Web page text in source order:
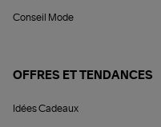
Conseil Mode
OFFRES ET TENDANCES
Idées Cadeaux